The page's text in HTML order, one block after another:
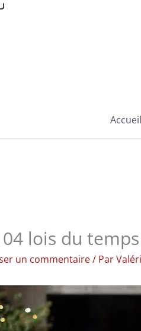
Accueil
lois du
un commentaire/ Par